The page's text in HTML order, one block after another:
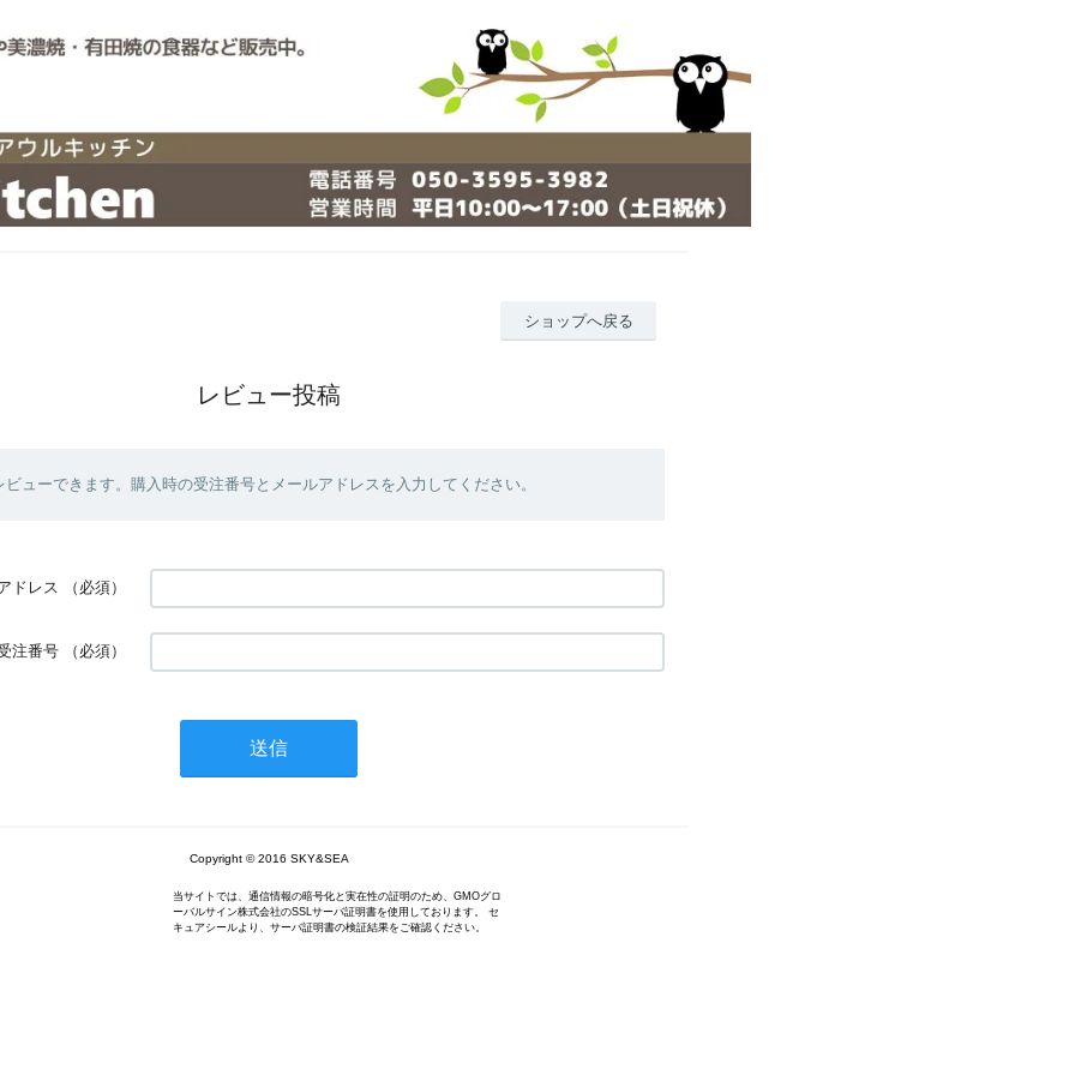
ショップへ戻る
レビュー投稿
ューできます。購入時の受注番号とメールアドレスを入力してください。
ドレス （必須）
注番号 （必須）
Copyright © 2016 SKY&SEA
当サイトでは、通信情報の暗号化と実在性の証明のため、GMOグロ
ーバルサイン株式会社のSSLサーバ証明書を使用しております。 セ
キュアシールより、サーバ証明書の検証結果をご確認ください。